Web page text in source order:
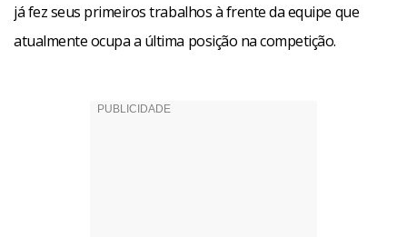
já fez seus primeiros trabalhos à frente da equipe que
atualmente ocupa a última posição na competição.